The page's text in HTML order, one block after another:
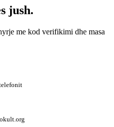
jush.
me kod verifikimi dhe masa